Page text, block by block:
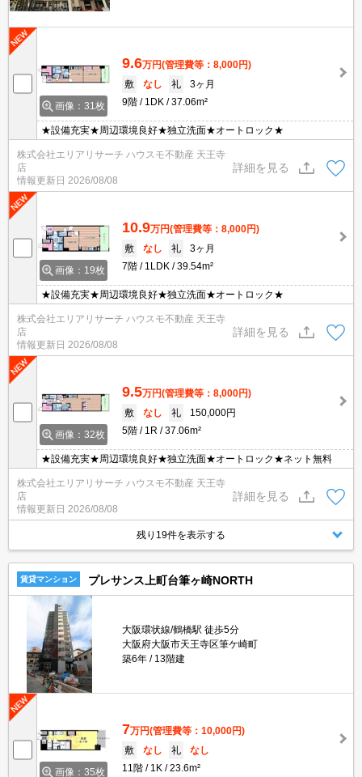
画像：31枚
9.6万円(管理費等：8,000円)
敷
なし 礼
3ヶ月
9階
1DK 37.06m²
★設備充実★周辺環境良好★独立洗面★オートロック★
株式会社エリアリサーチ ハウスモ不動産 天王寺
店
情報更新日 2026/08/08
詳細を見る
画像：19枚
10.9万円(管理費等：8,000円)
敷
なし 礼
3ヶ月
7階
1LDK 39.54m²
★設備充実★周辺環境良好★独立洗面★オートロック★
株式会社エリアリサーチ ハウスモ不動産 天王寺
店
情報更新日 2026/08/08
詳細を見る
画像：32枚
9.5万円(管理費等：8,000円)
敷
なし 礼
150,000円
5階
1R 37.06m²
★設備充実★周辺環境良好★独立洗面★オートロック★ネット無料
株式会社エリアリサーチ ハウスモ不動産 天王寺
店
情報更新日 2026/08/08
詳細を見る
残り19件を表示する
賃貸マンション プレサンス上町台筆ヶ崎NORTH
大阪環状線/鶴橋駅 徒歩5分
大阪府大阪市天王寺区筆ケ崎町
築6年
13階建
画像：35枚
7万円(管理費等：10,000円)
敷
なし 礼
なし
11階
1K 23.6m²